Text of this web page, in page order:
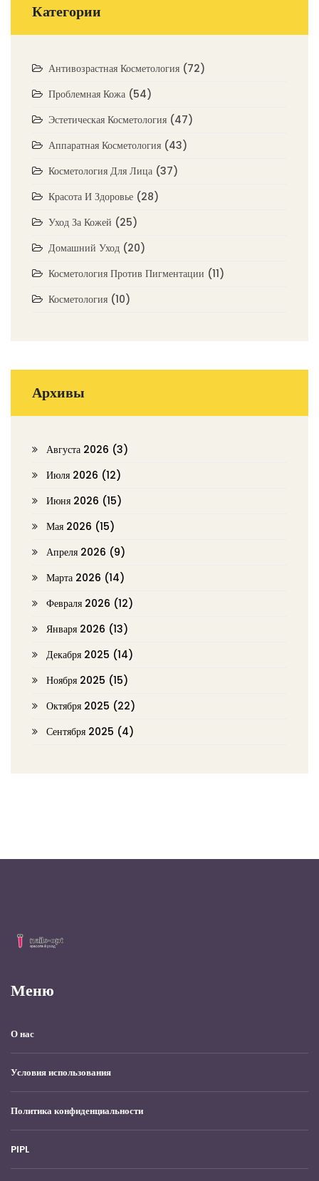
Категории
Антивозрастная Косметология (72)
Проблемная Кожа (54)
Эстетическая Косметология (47)
Аппаратная Косметология (43)
Косметология Для Лица (37)
Красота И Здоровье (28)
Уход За Кожей (25)
Домашний Уход (20)
Косметология Против Пигментации (11)
Косметология (10)
Архивы
Августа 2026 (3)
Июля 2026 (12)
Июня 2026 (15)
Мая 2026 (15)
Апреля 2026 (9)
Марта 2026 (14)
Февраля 2026 (12)
Января 2026 (13)
Декабря 2025 (14)
Ноября 2025 (15)
Октября 2025 (22)
Сентября 2025 (4)
Меню
О нас
Условия использования
Политика конфиденциальности
PIPL